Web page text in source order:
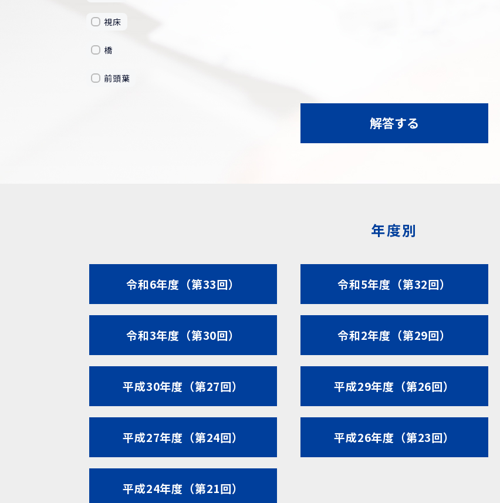
視床
橋
前頭葉
解答する
年度別
令和6年度（第33回） 令和5年度（第32回）
令和3年度（第30回） 令和2年度（第29回）
平成30年度（第27回） 平成29年度（第26回）
平成27年度（第24回） 平成26年度（第23回）
平成24年度（第21回）